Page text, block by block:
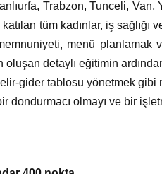
Trabzon, Tunceli,
tüm kadınlar, iş sağlığı
menü planlamak
detaylı eğitimin
gider tablosu yönetmek gibi
dondurmacı olmayı ve bir